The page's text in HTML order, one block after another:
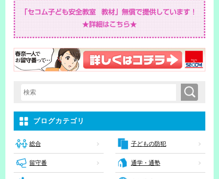
検索キーワード入力 検索
ブログカテゴリ
総合 子どもの防犯
留守番 通学・通塾